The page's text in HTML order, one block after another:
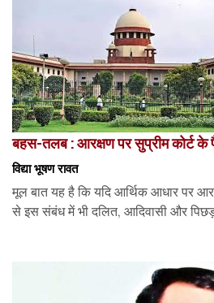
बहस-तलब : आरक्षण पर सुप्रीम कोर्ट के
विद्या भूषण रावत
मूल बात यह है कि यदि आर्थिक आधार पर
से इस संबंध में भी दलित, आदिवासी और